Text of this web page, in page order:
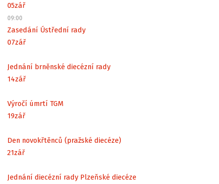
05zář
09:00
Zasedání Ústřední rady
07zář
Jednání brněnské diecézní rady
14zář
Výročí úmrtí TGM
19zář
Den novokřtěnců (pražské diecéze)
21zář
Jednání diecézní rady Plzeňské diecéze